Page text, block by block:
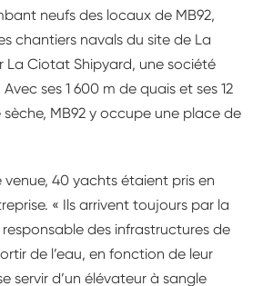
neufs des locaux de MB92,
chantiers navals du site de La
La Ciotat Shipyard, une société
ses 1 600 m de quais et ses 12
MB92 y occupe une place de
venue, 40 yachts étaient pris en
« Ils arrivent toujours par la
responsable des infrastructures de
de l’eau, en fonction de leur
servir d’un élévateur à sangle